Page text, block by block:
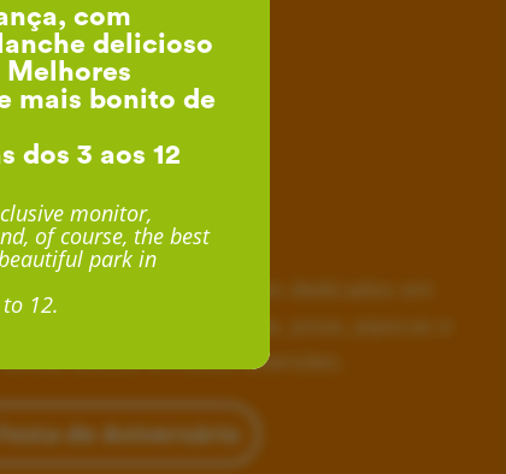
de Aniversário
24€ por Criança
inesquecíveis, monitores dedicados em
lanche delicioso com fruta, pizza, pipocas e
acesso a muitas diversões.
Festa de Aniversário
com
delicioso
mais bonito de
dos 3 aos 12
monitor,
of course, the best
park in
12.